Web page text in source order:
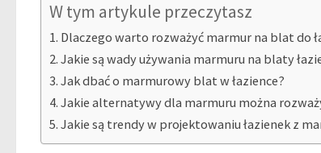
W tym artykule przeczytasz
Dlaczego warto rozważyć marmur na blat do
Jakie są wady używania marmuru na blaty
Jak dbać o marmurowy blat w łazience?
Jakie alternatywy dla marmuru można
Jakie są trendy w projektowaniu łazienek z